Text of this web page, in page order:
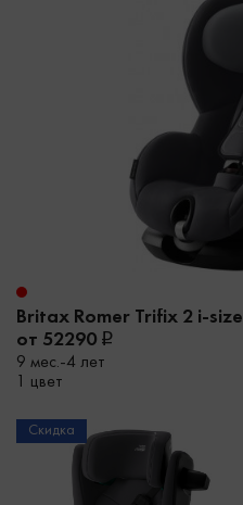
Britax Romer Trifix 2 i-size
от 52290
9 мес.-4 лет
1 цвет
Скидка